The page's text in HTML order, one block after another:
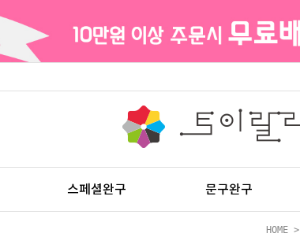
스페셜완구 문구완구
HOME >